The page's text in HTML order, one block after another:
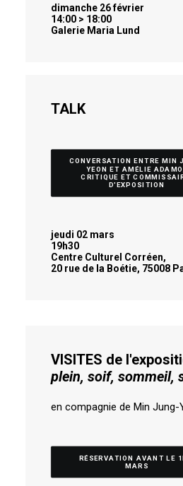
dimanche 26 février
14:00 > 18:00
Galerie Maria Lund
TALK
CONVERSATION ENTRE MIN
YEON ET AMÉLIE ADAMO,
CRITIQUE ET
D'EXPOSITION
jeudi 02 mars
19h30
Centre Culturel Corréen,
20 rue de la Boétie, 75008
VISITES de
plein, soif, sommeil,
en compagnie de Min Jung-
RÉSERVATION AVANT LE
MARS